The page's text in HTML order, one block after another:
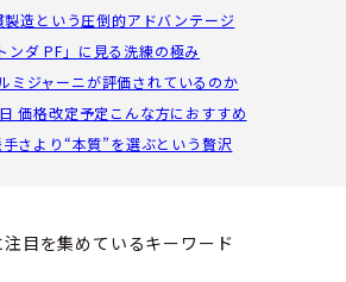
造という圧倒的アドバンテージ
ダ PF」に見る洗練の極み
ミジャーニが評価されているのか
価格改定予定 こんな方におすすめ
さより“本質”を選ぶという贅沢
目を集めているキーワード